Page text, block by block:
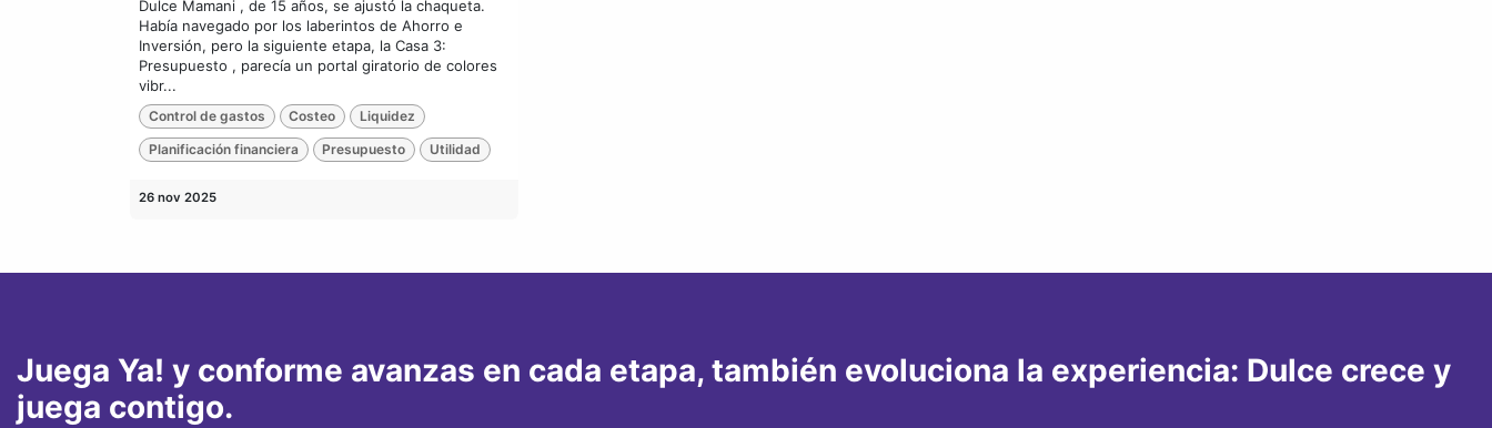
Dulce Mamani , de 15 años, se ajustó la chaqueta.
Había navegado por los laberintos de Ahorro e
Inversión, pero la siguiente etapa, la Casa 3:
Presupuesto , parecía un portal giratorio de colores
vibr...
Control de gastos Costeo Liquidez
Planificación financiera Presupuesto Utilidad
26 nov 2025
Juega Ya! y conforme avanzas en cada etapa, también evoluciona la experiencia: Dulce crece y
juega contigo.